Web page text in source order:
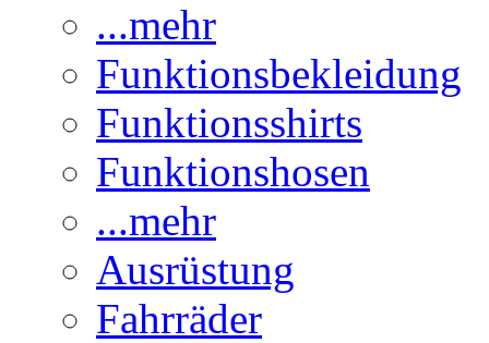
...mehr
Funktionsbekleidung
Funktionsshirts
Funktionshosen
...mehr
Ausrüstung
Fahrräder